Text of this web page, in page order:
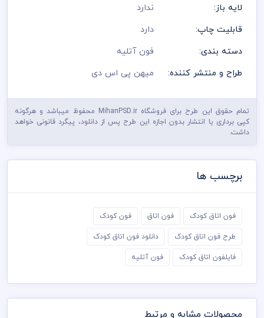
لایه باز:
ندارد
قابلیت چاپ:
دارد
دسته بندی:
فون آتلیه
طراح و منتشر کننده:
میهن پی اس دی
تمام حقوق این طرح برای فروشگاه MihanPSD.ir محفوظ میباشد و هرگونه
کپی برداری یا انتشار بدون اجازه این طرح پس از دانلود، پیگرد قانونی خواهد
داشت.
برچسب ها
فون اتاق کودک فون اتاق فون کودک
طرح فون اتاق کودک دانلود فون اتاق کودک
فایلفون اتاق کودک فون آتلیه
محصولات مشابه و مرتبط